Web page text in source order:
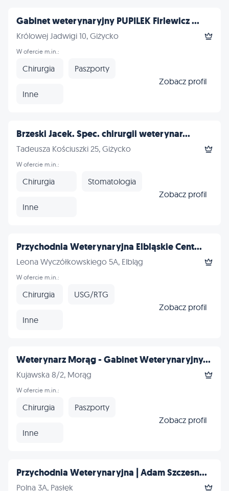
Gabinet weterynaryjny PUPILEK Firlewicz ...
Królowej Jadwigi 10, Giżycko
W ofercie m.in.:
Chirurgia Paszporty
Inne
Zobacz profil
Brzeski Jacek. Spec. chirurgii weterynar...
Tadeusza Kościuszki 25, Giżycko
W ofercie m.in.:
Chirurgia Stomatologia
Inne
Zobacz profil
Przychodnia Weterynaryjna Elbląskie Cent...
Leona Wyczółkowskiego 5A, Elbląg
W ofercie m.in.:
Chirurgia USG/RTG
Inne
Zobacz profil
Weterynarz Morąg - Gabinet Weterynaryjny...
Kujawska 8/2, Morąg
W ofercie m.in.:
Chirurgia Paszporty
Inne
Zobacz profil
Przychodnia Weterynaryjna | Adam Szczesn...
Polna 3A, Pasłęk